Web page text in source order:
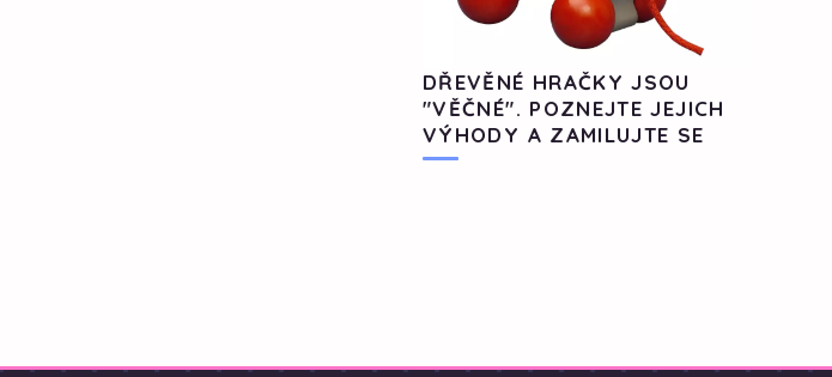
DŘEVĚNÉ HRAČKY JSOU
"VĚČNÉ". POZNEJTE JEJICH
VÝHODY A ZAMILUJTE SE